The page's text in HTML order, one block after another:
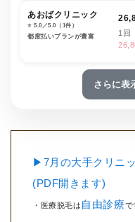
あおばクリニック
⭐️ 5.0／5.0（1件）
都度払いプランが豊富
1回
さらに表
▶7月の大手クリニ
(PDF開きます)
・医療脱毛は 自由診療で